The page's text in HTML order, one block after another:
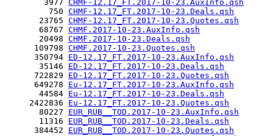
        3977
CHMF-12.17_FT.2017-10-23.AuxInfo.qsh
         750
CHMF-12.17_FT.2017-10-23.Deals.qsh
       23765
CHMF-12.17_FT.2017-10-23.Quotes.qsh
       68767
CHMF.2017-10-23.AuxInfo.qsh
       20498
CHMF.2017-10-23.Deals.qsh
      109798
CHMF.2017-10-23.Quotes.qsh
      350794
ED-12.17_FT.2017-10-23.AuxInfo.qsh
       35146
ED-12.17_FT.2017-10-23.Deals.qsh
      722829
ED-12.17_FT.2017-10-23.Quotes.qsh
      649278
Eu-12.17_FT.2017-10-23.AuxInfo.qsh
       44584
Eu-12.17_FT.2017-10-23.Deals.qsh
     2422836
Eu-12.17_FT.2017-10-23.Quotes.qsh
       80227
EUR_RUB__TOD.2017-10-23.AuxInfo.qsh
       11316
EUR_RUB__TOD.2017-10-23.Deals.qsh
      384452
EUR_RUB__TOD.2017-10-23.Quotes.qsh